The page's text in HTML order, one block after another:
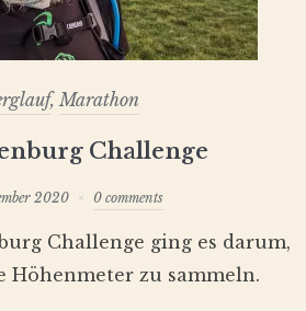
,Marathon
Challenge
2020 0 comments
Challenge ging es darum,
Höhenmeter zu sammeln.